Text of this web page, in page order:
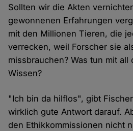
Sollten wir die Akten
gewonnenen Erfahrungen
mit den Millionen Tieren, die
verrecken, weil Forscher sie
missbrauchen? Was tun mit all
Wissen?
"Ich bin da hilflos", gibt
wirklich gute Antwort darauf.
den Ethikkommissionen nicht